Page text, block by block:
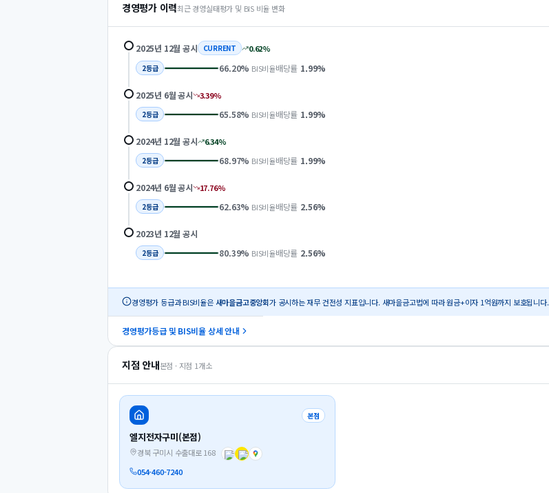
경영평가 이력최근 경영실태평가 및 BIS 비율 변화
2025년 12월 공시 CURRENT 0.62%
2등급 66.20% BIS비율배당률 1.99%
2025년 6월공시 3.39%
2등급 65.58% BIS비율배당률 1.99%
2024년 12월 공시 6.34%
2등급 68.97% BIS비율배당률 1.99%
2024년 6월공시 17.76%
2등급 62.63% BIS비율배당률 2.56%
2023년 12월 공시
2등급 80.39% BIS비율배당률 2.56%
경영평가 등급과 BIS비율은 새마을금고중앙회가 공시하는 재무 건전성 지표입니다. 새마을금고법에 따라 원금+이자 1억원까지 보호됩니다.
경영평가등급 및 BIS비율 상세 안내
지점 안내본점 · 지점 1개소
본점
엘지전자구미(본점)
경북 구미시 수출대로 168
054-460-7240